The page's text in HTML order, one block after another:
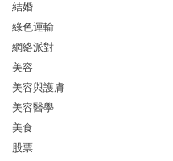
結婚
綠色運輸
網絡派對
美容
美容與護膚
美容醫學
美食
股票